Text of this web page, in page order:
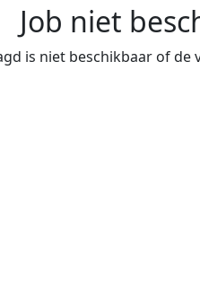
Job niet
is niet beschikbaar of